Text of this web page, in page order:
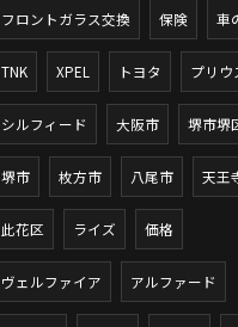
フロントガラス交換 保険 車
TNK XPEL トヨタ プリウ
シルフィード 大阪市 堺市堺
堺市 枚方市 八尾市 天王
此花区 ライズ 価格
ヴェルファイア アルファード